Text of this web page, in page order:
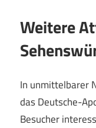
Weitere
In unmittelbarer
das Deutsche-
Besucher